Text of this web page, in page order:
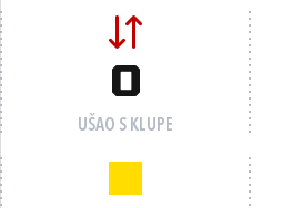
0
UŠAO S KLUPE